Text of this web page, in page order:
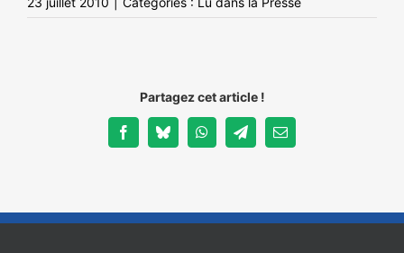
Partagez cet article !
FacebookBlueskyWhatsAppTelegramEmail